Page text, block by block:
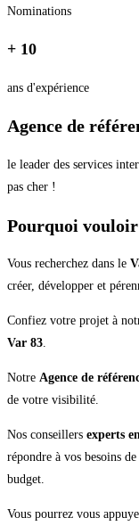
Nominations
+ 10
ans d'expérience
Agence de
le leader des services
pas cher !
Pourquoi
Vous recherchez dans le
créer, développer et
Confiez votre projet à
Var 83.
Notre Agence de
de votre visibilité.
Nos conseillers experts
répondre à vos besoins
budget.
Vous pourrez vous